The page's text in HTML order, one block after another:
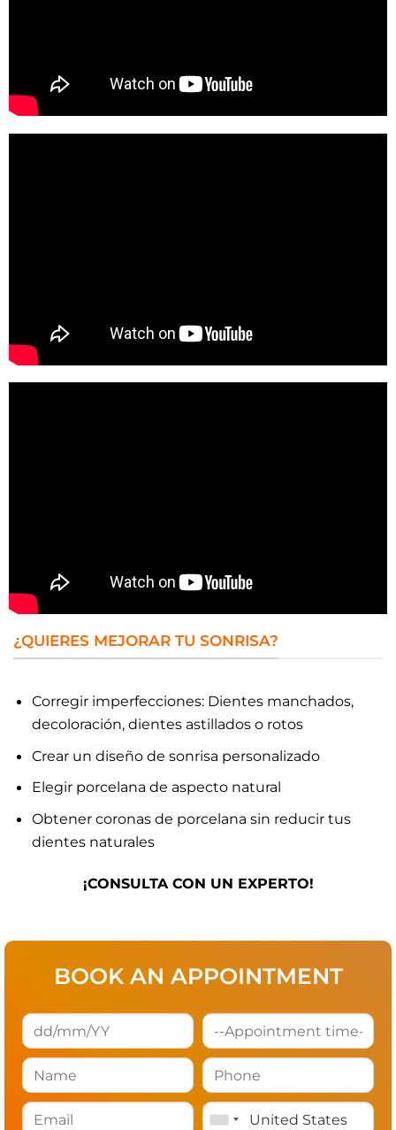
¿QUIERES MEJORAR TU SONRISA?
Corregir imperfecciones: Dientes manchados,
decoloración, dientes astillados o rotos
Crear un diseño de sonrisa personalizado
Elegir porcelana de aspecto natural
Obtener coronas de porcelana sin reducir tus
dientes naturales
¡CONSULTA CON UN EXPERTO!
BOOK AN APPOINTMENT